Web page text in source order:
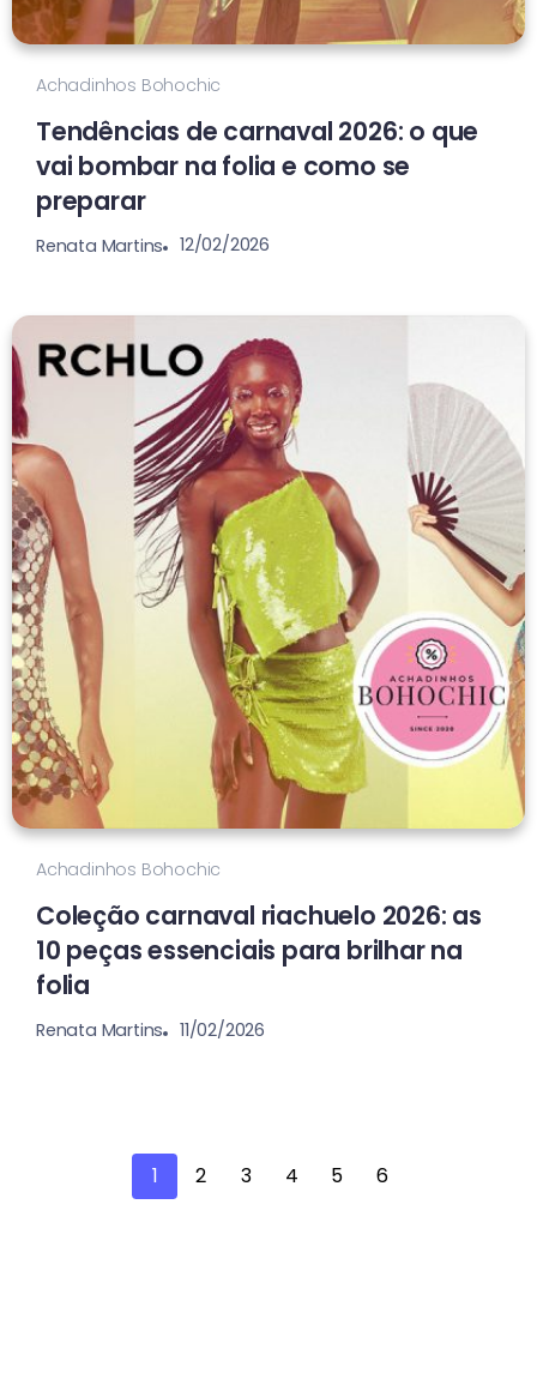
Achadinhos Bohochic
Tendências de carnaval 2026: o que
vai bombar na folia e como se
preparar
Renata Martins 12/02/2026
Achadinhos Bohochic
Coleção carnaval riachuelo 2026: as
10 peças essenciais para brilhar na
folia
Renata Martins 11/02/2026
1 2 3 4 5 6